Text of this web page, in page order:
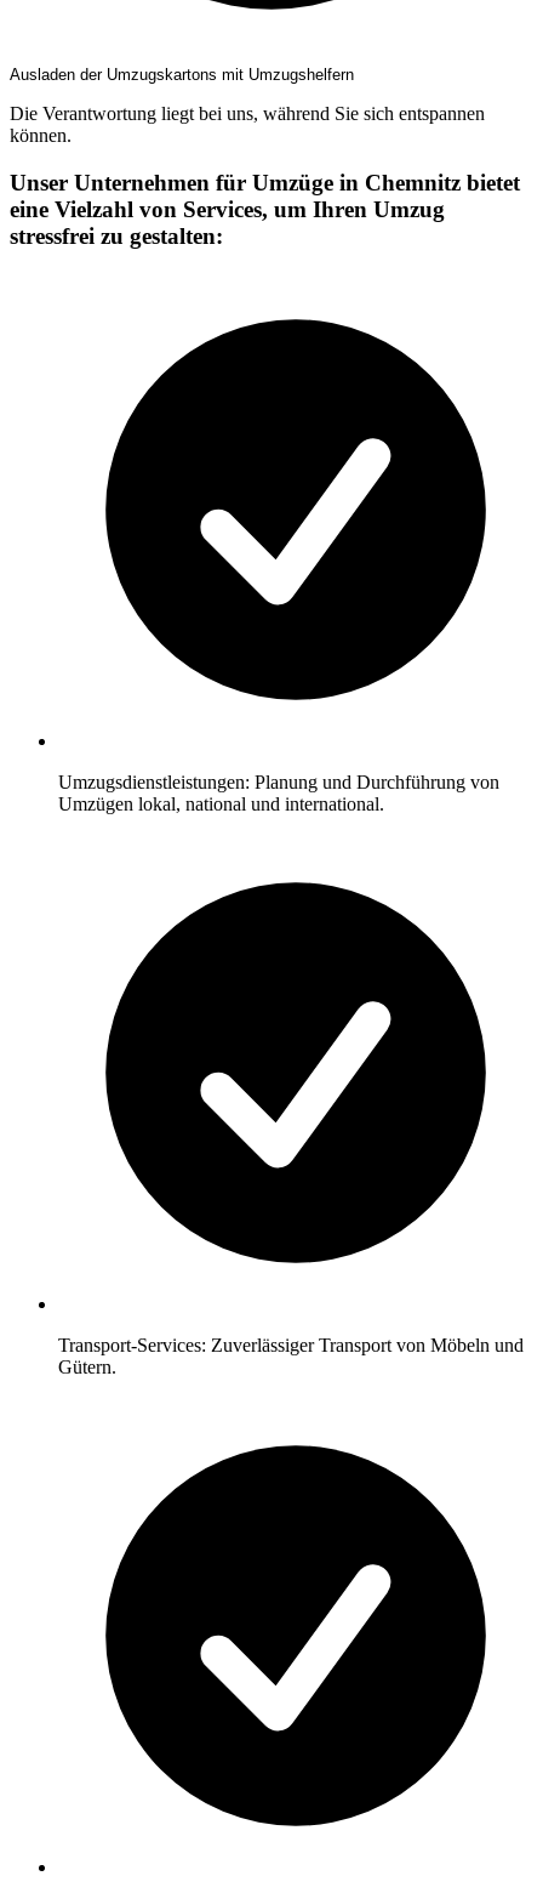
Ausladen der Umzugskartons mit Umzugshelfern
Die Verantwortung liegt bei uns, während Sie sich entspannen
können.
Unser Unternehmen für Umzüge in Chemnitz bietet
eine Vielzahl von Services, um Ihren Umzug
stressfrei zu gestalten:
Umzugsdienstleistungen: Planung und Durchführung von
Umzügen lokal, national und international.
Transport-Services: Zuverlässiger Transport von Möbeln und
Gütern.